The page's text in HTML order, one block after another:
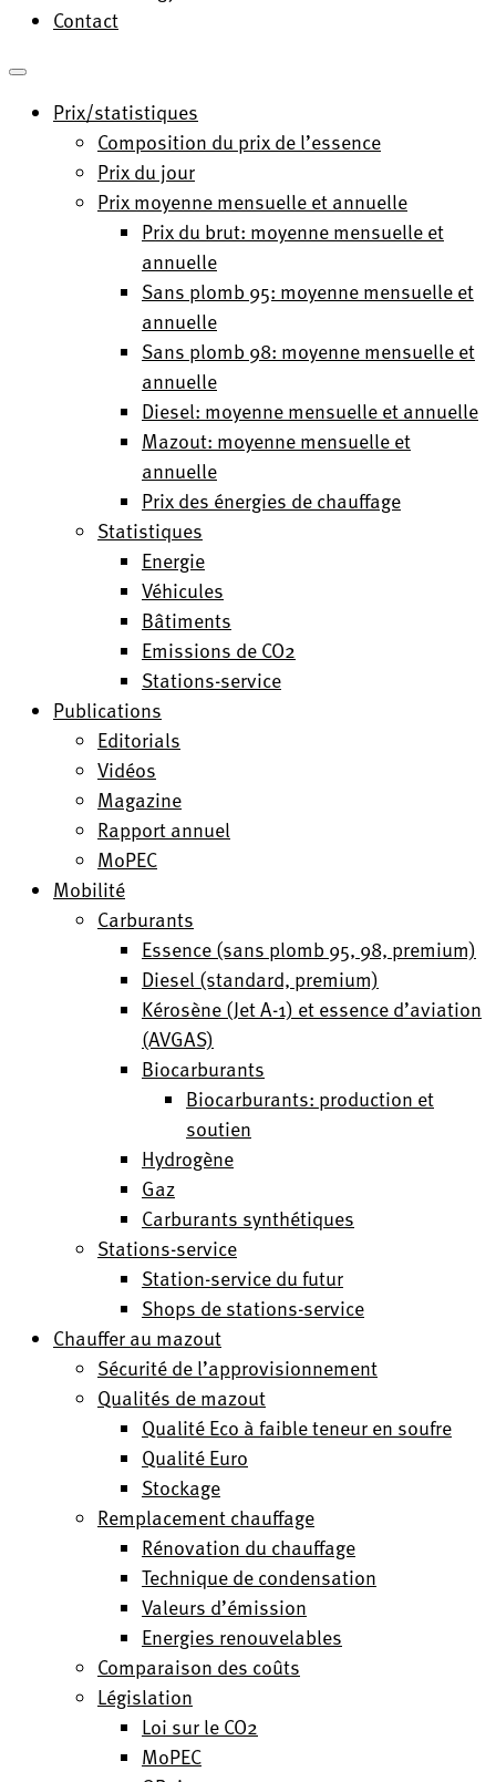
Contact
Prix/statistiques
Composition du prix de l’essence
Prix du jour
Prix moyenne mensuelle et annuelle
Prix du brut: moyenne mensuelle et
annuelle
Sans plomb 95: moyenne mensuelle et
annuelle
Sans plomb 98: moyenne mensuelle et
annuelle
Diesel: moyenne mensuelle et annuelle
Mazout: moyenne mensuelle et
annuelle
Prix des énergies de chauffage
Statistiques
Energie
Véhicules
Bâtiments
Emissions de CO2
Stations-service
Publications
Editorials
Vidéos
Magazine
Rapport annuel
MoPEC
Mobilité
Carburants
Essence (sans plomb 95, 98, premium)
Diesel (standard, premium)
Kérosène (Jet A-1) et essence d’aviation
(AVGAS)
Biocarburants
Biocarburants: production et
soutien
Hydrogène
Gaz
Carburants synthétiques
Stations-service
Station-service du futur
Shops de stations-service
Chauffer au mazout
Sécurité de l’approvisionnement
Qualités de mazout
Qualité Eco à faible teneur en soufre
Qualité Euro
Stockage
Remplacement chauffage
Rénovation du chauffage
Technique de condensation
Valeurs d’émission
Energies renouvelables
Comparaison des coûts
Législation
Loi sur le CO2
MoPEC